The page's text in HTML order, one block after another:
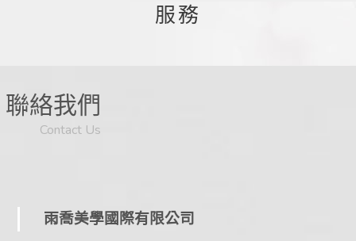
服務
聯絡我們
Contact Us
雨喬美學國際有限公司
小量自創品牌優惠